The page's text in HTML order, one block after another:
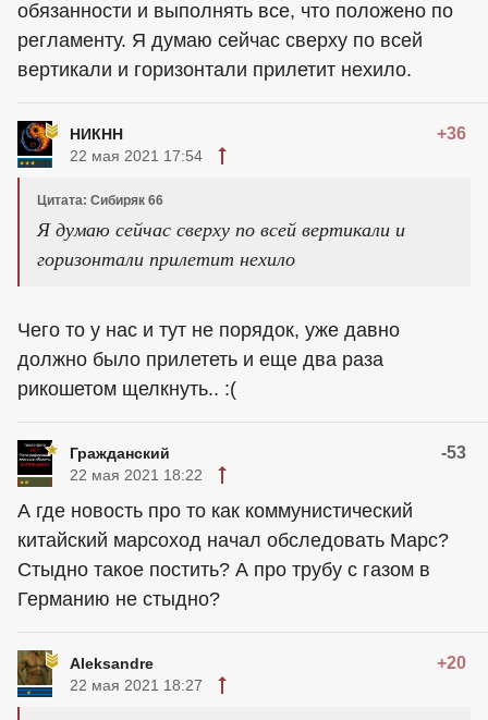
обязанности и выполнять все, что положено по
регламенту. Я думаю сейчас сверху по всей
вертикали и горизонтали прилетит нехило.
НИКНН +36
22 мая 2021 17:54
Цитата: Сибиряк 66
Я думаю сейчас сверху по всей вертикали и
горизонтали прилетит нехило
Чего то у нас и тут не порядок, уже давно
должно было прилететь и еще два раза
рикошетом щелкнуть.. :(
Гражданский -53
22 мая 2021 18:22
А где новость про то как коммунистический
китайский марсоход начал обследовать Марс?
Стыдно такое постить? А про трубу с газом в
Германию не стыдно?
Aleksandre +20
22 мая 2021 18:27